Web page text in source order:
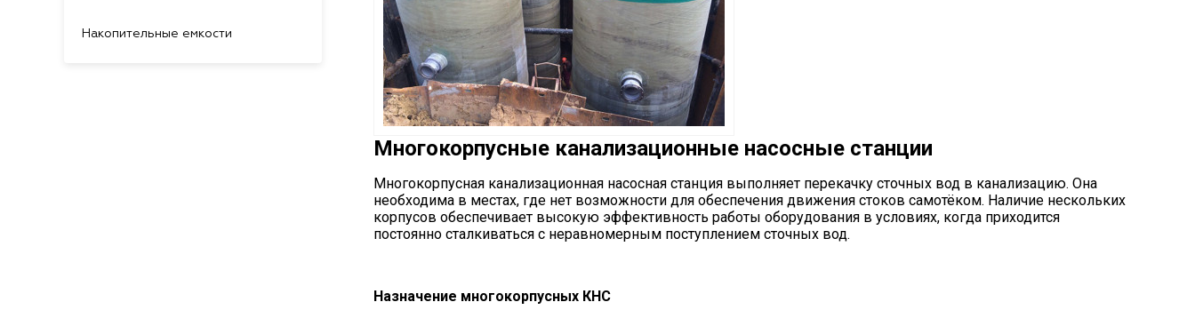
Накопительные емкости
Многокорпусные канализационные насосные станции
Многокорпусная канализационная насосная станция выполняет перекачку сточных вод в канализацию. Она
необходима в местах, где нет возможности для обеспечения движения стоков самотёком. Наличие нескольких
корпусов обеспечивает высокую эффективность работы оборудования в условиях, когда приходится
постоянно сталкиваться с неравномерным поступлением сточных вод.
Назначение многокорпусных КНС